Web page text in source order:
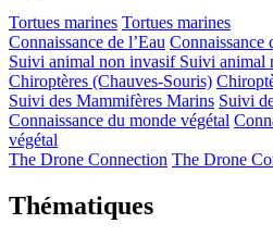
Tortues marines Tortues marines
Connaissance de l’Eau Connaissance
Suivi animal non invasif Suivi animal
Chiroptères (Chauves-Souris)
Suivi des Mammifères Marins Suivi
Connaissance du monde végétal
végétal
The Drone Connection The Drone
Thématiques